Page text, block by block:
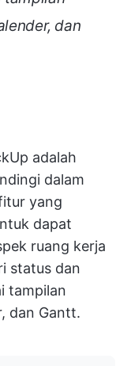
dan
adalah
dalam
yang
dapat
ruang kerja
status dan
tampilan
dan Gantt.